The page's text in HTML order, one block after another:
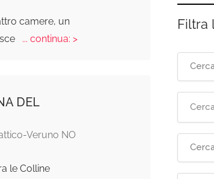
camere, un
... continua: >
DEL
Veruno NO
le Colline
Filtra